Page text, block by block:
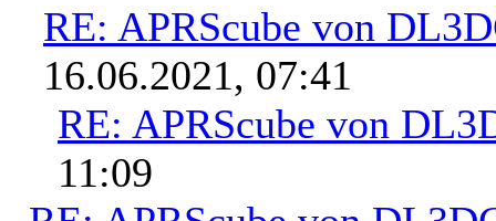
RE: APRScube von
16.06.2021, 07:41
RE: APRScube von
11:09